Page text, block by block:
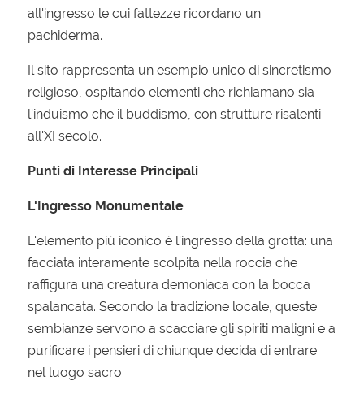
all'ingresso le cui fattezze ricordano un
pachiderma.
Il sito rappresenta un esempio unico di sincretismo
religioso, ospitando elementi che richiamano sia
l'induismo che il buddismo, con strutture risalenti
all'XI secolo.
Punti di Interesse Principali
L'Ingresso Monumentale
L'elemento più iconico è l'ingresso della grotta: una
facciata interamente scolpita nella roccia che
raffigura una creatura demoniaca con la bocca
spalancata. Secondo la tradizione locale, queste
sembianze servono a scacciare gli spiriti maligni e a
purificare i pensieri di chiunque decida di entrare
nel luogo sacro.